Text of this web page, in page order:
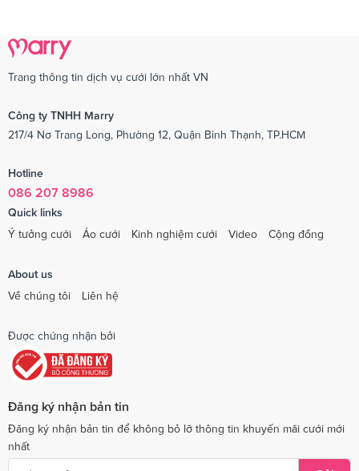
Trang thông tin dịch vụ cưới lớn nhất VN
Công ty TNHH Marry
217/4 Nơ Trang Long, Phường 12, Quận Bình Thạnh, TP.HCM
Hotline
086 207 8986
Quick links
Ý tưởng cưới
Áo cưới Kinh nghiệm cưới Video Cộng đồng
About us
Về chúng tôi
Liên hệ
Được chứng nhận bởi
Đăng ký nhận bản tin
Đăng ký nhận bản tin để không bỏ lỡ thông tin khuyến mãi cưới mới
nhất